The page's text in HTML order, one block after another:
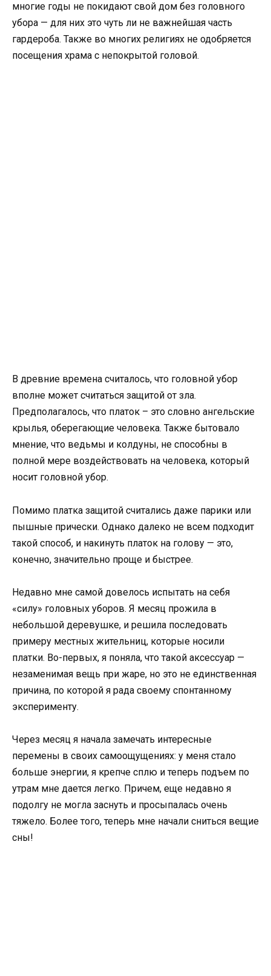
многие годы не покидают свой дом без головного
убора — для них это чуть ли не важнейшая часть
гардероба. Также во многих религиях не одобряется
посещения храма с непокрытой головой.
В древние времена считалось, что головной убор
вполне может считаться защитой от зла.
Предполагалось, что платок – это словно ангельские
крылья, оберегающие человека. Также бытовало
мнение, что ведьмы и колдуны, не способны в
полной мере воздействовать на человека, который
носит головной убор.
Помимо платка защитой считались даже парики или
пышные прически. Однако далеко не всем подходит
такой способ, и накинуть платок на голову — это,
конечно, значительно проще и быстрее.
Недавно мне самой довелось испытать на себя
«силу» головных уборов. Я месяц прожила в
небольшой деревушке, и решила последовать
примеру местных жительниц, которые носили
платки. Во-первых, я поняла, что такой аксессуар —
незаменимая вещь при жаре, но это не единственная
причина, по которой я рада своему спонтанному
эксперименту.
Через месяц я начала замечать интересные
перемены в своих самоощущениях: у меня стало
больше энергии, я крепче сплю и теперь подъем по
утрам мне дается легко. Причем, еще недавно я
подолгу не могла заснуть и просыпалась очень
тяжело. Более того, теперь мне начали сниться вещие
сны!